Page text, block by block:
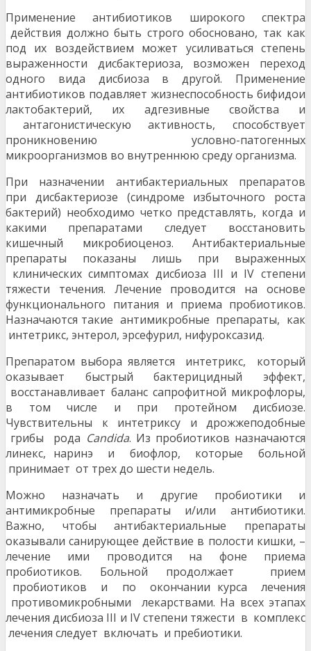
Применение антибиотиков широкого спектра
действия должно быть строго обосновано, так как
под их воздействием может усиливаться степень
выраженности дисбактериоза, возможен переход
одного вида дисбиоза в другой. Применение
антибиотиков подавляет жизнеспособность бифидои
лактобактерий, их адгезивные свойства и
антагонистическую активность, способствует
проникновению условно-патогенных
микроорганизмов во внутреннюю среду организма.
При назначении антибактериальных препаратов
при дисбактериозе (синдроме избыточного роста
бактерий) необходимо четко представлять, когда и
какими препаратами следует восстановить
кишечный микробиоценоз. Антибактериальные
препараты показаны лишь при выраженных
клинических симптомах дисбиоза III и IV степени
тяжести течения. Лечение проводится на основе
функционального питания и приема пробиотиков.
Назначаются такие антимикробные препараты, как
интетрикс, энтерол, эрсефурил, нифуроксазид.
Препаратом выбора является интетрикс, который
оказывает быстрый бактерицидный эффект,
восстанавливает баланс сапрофитной микрофлоры,
в том числе и при протейном дисбиозе.
Чувствительны к интетриксу и дрожжеподобные
грибы рода Сandida. Из пробиотиков назначаются
линекс, наринэ и биофлор, которые больной
принимает от трех до шести недель.
Можно назначать и другие пробиотики и
антимикробные препараты и/или антибиотики.
Важно, чтобы антибактериальные препараты
оказывали санирующее действие в полости кишки, –
лечение ими проводится на фоне приема
пробиотиков. Больной продолжает прием
пробиотиков и по окончании курса лечения
противомикробными лекарствами. На всех этапах
лечения дисбиоза III и IV степени тяжести в комплекс
лечения следует включать и пребиотики.